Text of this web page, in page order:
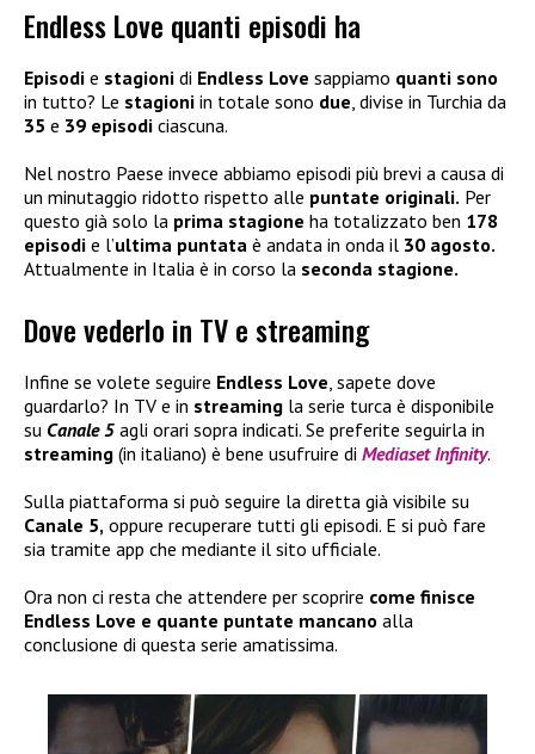
Endless Love quanti episodi ha
Episodi e stagioni di Endless Love sappiamo quanti sono
in tutto? Le stagioni in totale sono due, divise in Turchia da
35 e 39 episodi ciascuna.
Nel nostro Paese invece abbiamo episodi più brevi a causa di
un minutaggio ridotto rispetto alle puntate originali. Per
questo già solo la prima stagione ha totalizzato ben 178
episodi e l’ultima puntata è andata in onda il 30 agosto.
Attualmente in Italia è in corso la seconda stagione.
Dove vederlo in TV e streaming
Infine se volete seguire Endless Love , sapete dove
guardarlo? In TV e in streaming la serie turca è disponibile
su Canale 5 agli orari sopra indicati. Se preferite seguirla in
streaming (in italiano) è bene usufruire di Mediaset Infinity.
Sulla piattaforma si può seguire la diretta già visibile su
Canale 5, oppure recuperare tutti gli episodi. E si può fare
sia tramite app che mediante il sito ufficiale.
Ora non ci resta che attendere per scoprire come finisce
Endless Love e quante puntate mancano alla
conclusione di questa serie amatissima.